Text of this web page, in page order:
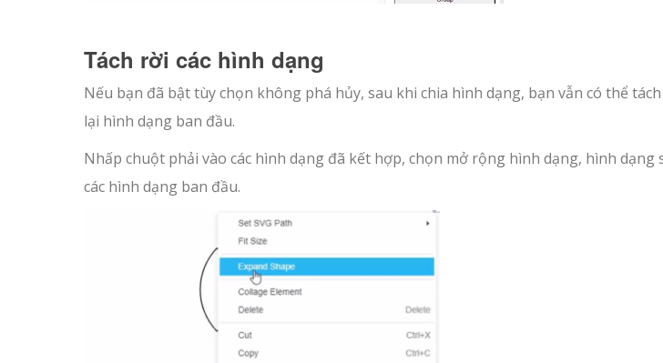
Tách rời các hình dạng
Nếu bạn đã bật tùy chọn không phá hủy, sau khi chia hình dạng, bạn vẫn có thể
lại hình dạng ban đầu.
Nhấp chuột phải vào các hình dạng đã kết hợp, chọn mở rộng hình dạng, hình
các hình dạng ban đầu.